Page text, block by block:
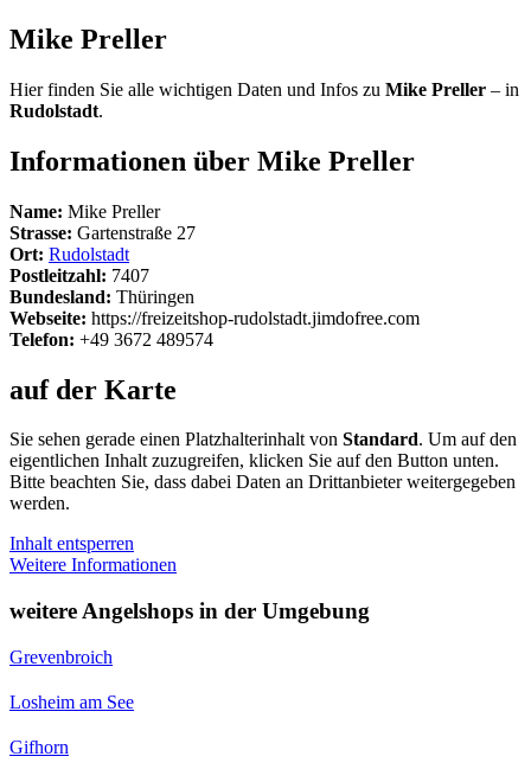
Mike Preller
Hier finden Sie alle wichtigen Daten und Infos zu Mike Preller – in
Rudolstadt.
Informationen über Mike Preller
Name: Mike Preller
Strasse: Gartenstraße 27
Ort: Rudolstadt
Postleitzahl: 7407
Bundesland: Thüringen
Webseite: https://freizeitshop-rudolstadt.jimdofree.com
Telefon: +49 3672 489574
auf der Karte
Sie sehen gerade einen Platzhalterinhalt von Standard. Um auf den
eigentlichen Inhalt zuzugreifen, klicken Sie auf den Button unten.
Bitte beachten Sie, dass dabei Daten an Drittanbieter weitergegeben
werden.
Inhalt entsperren
Weitere Informationen
weitere Angelshops in der Umgebung
Grevenbroich
Losheim am See
Gifhorn